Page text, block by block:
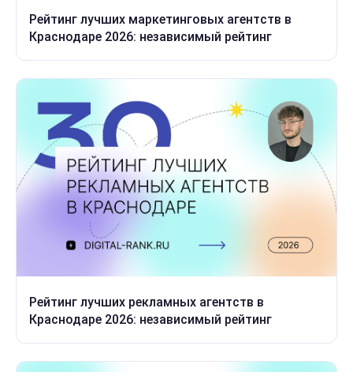
Рейтинг лучших маркетинговых агентств в
Краснодаре 2026: независимый рейтинг
Рейтинг лучших рекламных агентств в
Краснодаре 2026: независимый рейтинг